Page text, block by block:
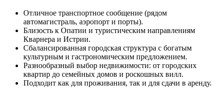
Отличное транспортное сообщение (рядом
автомагистраль, аэропорт и порты).
Близость к Опатии и туристическим направлениям
Кварнера и Истрии.
Сбалансированная городская структура с богатым
культурным и гастрономическим предложением.
Разнообразный выбор недвижимости: от городских
квартир до семейных домов и роскошных вилл.
Подходит как для проживания, так и для сдачи в аренду.